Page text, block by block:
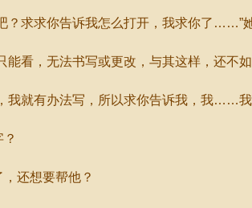
求求你告诉我怎么打开，我求你了……”她
看，无法书写或更改，与其这样，还不如
就有办法写，所以求你告诉我，我……我
还想要帮他？